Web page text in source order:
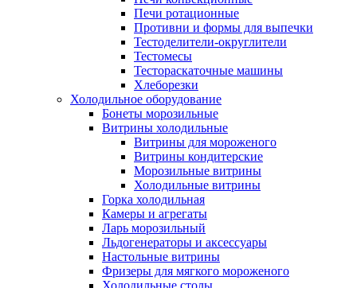
Печи ротационные
Противни и формы для выпечки
Тестоделители-округлители
Тестомесы
Тестораскаточные машины
Хлеборезки
Холодильное оборудование
Бонеты морозильные
Витрины холодильные
Витрины для мороженого
Витрины кондитерские
Морозильные витрины
Холодильные витрины
Горка холодильная
Камеры и агрегаты
Ларь морозильный
Льдогенераторы и аксессуары
Настольные витрины
Фризеры для мягкого мороженого
Холодильные столы